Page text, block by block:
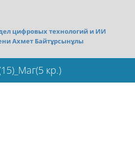
цифровых технологий и ИИ
Ахмет Байтұрсынұлы
кр.)